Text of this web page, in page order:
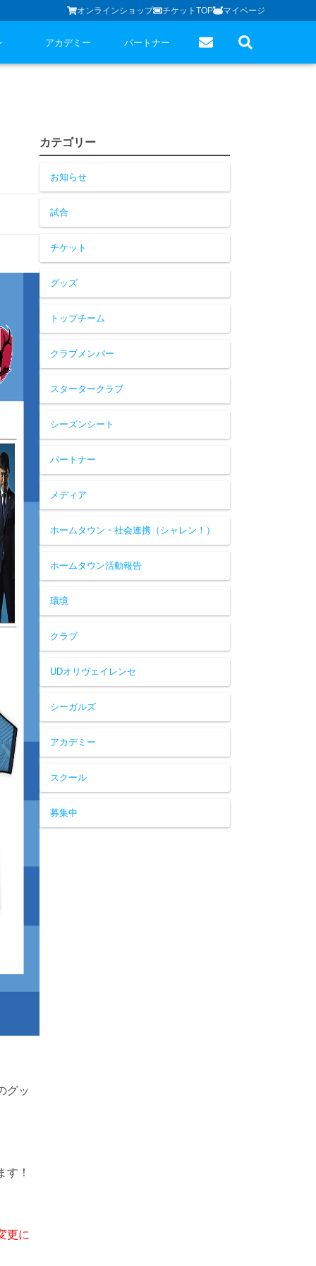
オンラインショップ チケットTOP マイページ
アカデミー パートナー
グッ
す！
更に
カテゴリー
お知らせ
試合
チケット
グッズ
トップチーム
クラブメンバー
スタータークラブ
シーズンシート
パートナー
メディア
ホームタウン・社会連携（シャレン！）
ホームタウン活動報告
環境
クラブ
UDオリヴェイレンセ
シーガルズ
アカデミー
スクール
募集中